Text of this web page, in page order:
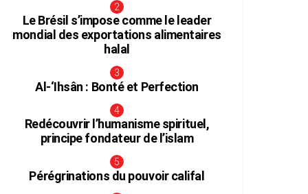
Le Brésil s’impose comme le leader
mondial des exportations alimentaires
halal
Al-‘Ihsân : Bonté et Perfection
Redécouvrir l’humanisme spirituel,
principe fondateur de l’islam
Pérégrinations du pouvoir califal